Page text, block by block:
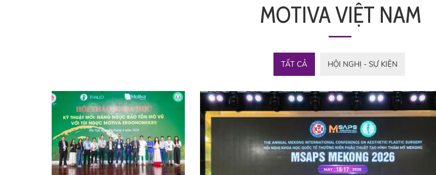
MOTIVA VIỆT NAM
TẤT CẢ HỘI NGHỊ - SỰ KIỆN